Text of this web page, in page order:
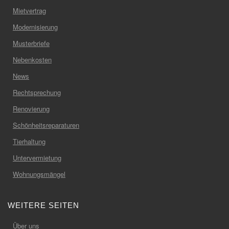
Mietvertrag
Modernisierung
Musterbriefe
Nebenkosten
News
Rechtsprechung
Renovierung
Schönheitsreparaturen
Tierhaltung
Untervermietung
Wohnungsmängel
WEITERE SEITEN
Über uns